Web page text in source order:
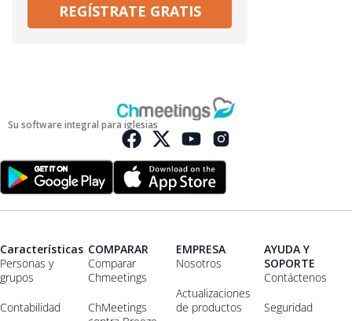
REGÍSTRATE GRATIS
Su software integral para iglesias
Características
Personas y
grupos
Contabilidad
COMPARAR
Comparar
Chmeetings
ChMeetings
EMPRESA
Nosotros
Actualizaciones
de productos
AYUDA Y
SOPORTE
Contáctenos
Seguridad